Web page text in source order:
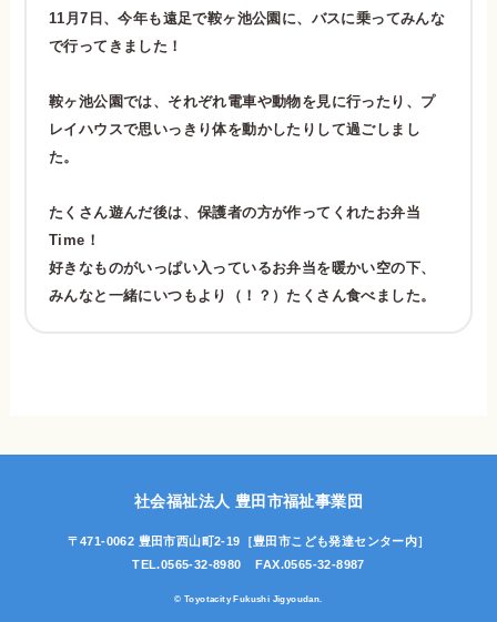
11月7日、今年も遠足で鞍ヶ池公園に、バスに乗ってみんな
で行ってきました！
鞍ヶ池公園では、それぞれ電車や動物を見に行ったり、プ
レイハウスで思いっきり体を動かしたりして過ごしまし
た。
たくさん遊んだ後は、保護者の方が作ってくれたお弁当
Time！
好きなものがいっぱい入っているお弁当を暖かい空の下、
みんなと一緒にいつもより（！？）たくさん食べました。
社会福祉法人 豊田市福祉事業団
〒471-0062 豊田市西山町2-19 ［豊田市こども発達センター内］
TEL.0565-32-8980
FAX.0565-32-8987
© Toyotacity Fukushi Jigyoudan.